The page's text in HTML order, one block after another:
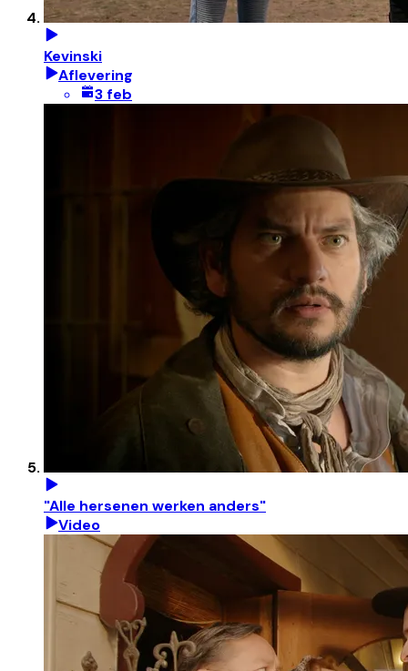
Kevinski
Aflevering
3 feb
"Alle hersenen werken anders"
Video